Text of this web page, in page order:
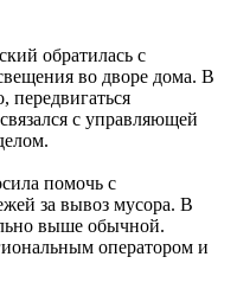
обратилась с
во дворе дома. В
передвигаться
с управляющей
помочь с
за вывоз мусора. В
выше обычной.
оператором и